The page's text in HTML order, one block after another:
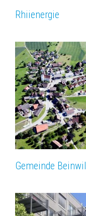
Rhiienergie
Gemeinde Beinwil